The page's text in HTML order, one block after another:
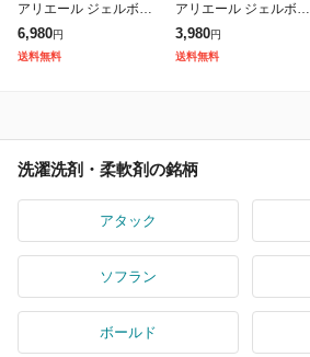
アリエール ジェルボー
ルプロ 洗濯洗剤 つめか
え テラジャンボ 通常/
6,980円
送料無料
アリエール ジェルボー
ルプロ 洗濯洗剤 つめか
え テラジャンボ 通常/
3,980円
送料無料
洗濯洗剤・柔軟剤の銘柄
アタック
ソフラン
ボールド